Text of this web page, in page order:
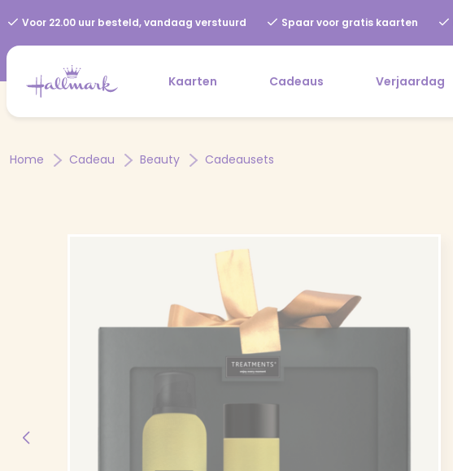
Voor 22.00 uur besteld, vandaag verstuurd Spaar voor gratis kaarten
Kaarten Cadeaus Verjaardag
Home Cadeau Beauty Cadeausets